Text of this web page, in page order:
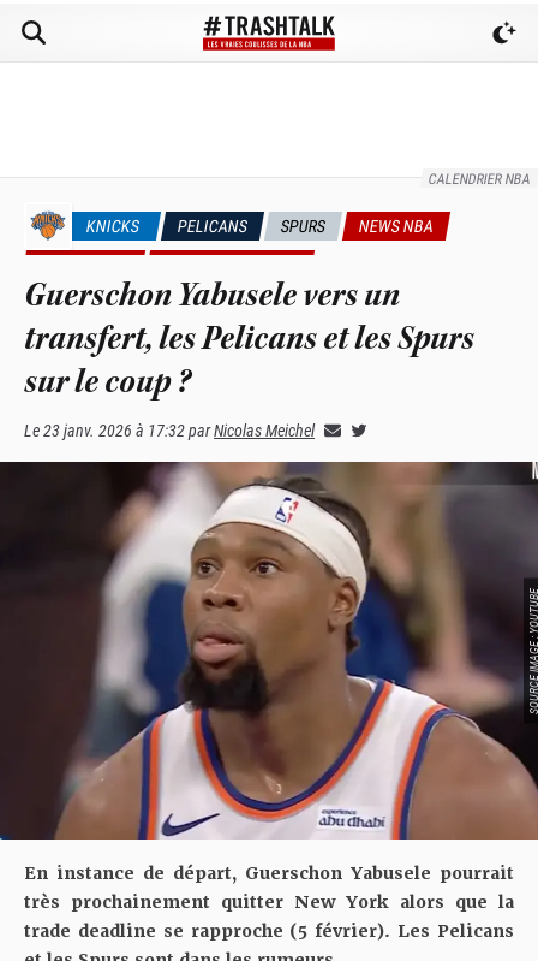
CALENDRIER NBA
KNICKS PELICANS SPURS
NEWS NBA
Guerschon Yabusele vers un
transfert, les Pelicans et les Spurs
sur le coup ?
Le23 janv. 2026 à 17:32parNicolas Meichel
SOURCE
En instance de départ, Guerschon Yabusele pourrait
très prochainement quitter New York alors que la
trade deadline se rapproche (5 février). Les Pelicans